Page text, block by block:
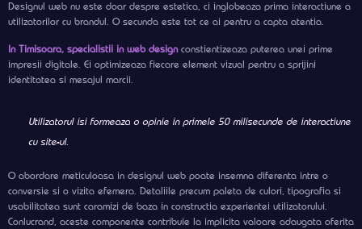
Designul web nu este doar despre estetica, ci inglobeaza prima interactiune a
utilizatorilor cu brandul. O secunda este tot ce ai pentru a capta atentia.
In Timisoara, specialistii in web designconstientizeaza puterea unei prime
impresii digitale. Ei optimizeaza fiecare element vizual pentru a sprijini
identitatea si mesajul marcii.
Utilizatorul isi formeaza o opinie in primele 50 milisecunde de interactiune
cu site-ul.
O abordare meticuloasa in designul web poate insemna diferenta intre o
conversie si o vizita efemera. Detaliile precum paleta de culori, tipografia si
usabilitatea sunt caramizi de baza in constructia experientei utilizatorului.
Conlucrand, aceste componente contribuie la implicita valoare adaugata oferita